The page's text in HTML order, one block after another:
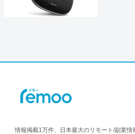
情報掲載1万件、日本最大のリモート/副業情